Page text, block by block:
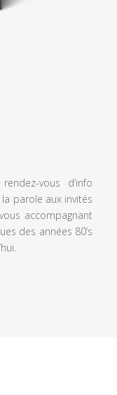
vous d’info
parole aux invités
accompagnant
des années 80’s